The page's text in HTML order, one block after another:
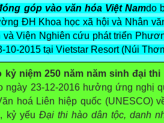
Literature
góp vào văn hóa Việt Namdo
ĐH Khoa học xã hội và Nhân
và Viện Nghiên cứu phát triển
10-2015 tại Vietstar Resort (Núi
kỷ niệm 250 năm năm sinh đại
ngày 23-12-2016 hưởng ứng nghị
hoá Liên hiệp quốc (UNESCO)
kỷ yếu Đại thi hào dân tộc, danh